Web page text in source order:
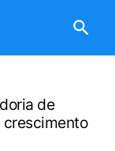
de
crescimento